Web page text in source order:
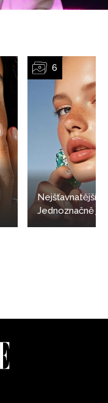
Nejšťavnatější
Jednoznačně